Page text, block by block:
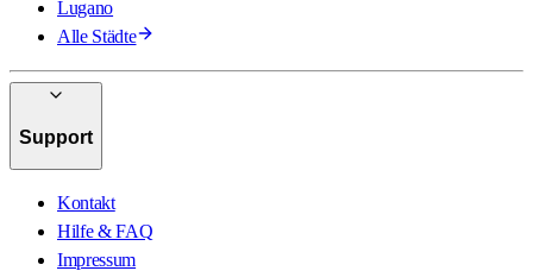
Lugano
Alle Städte
Support
Kontakt
Hilfe & FAQ
Impressum